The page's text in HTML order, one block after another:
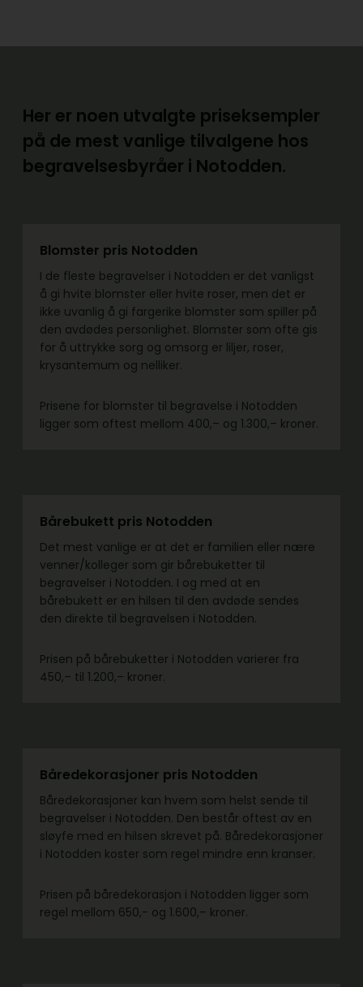
Her er noen utvalgte priseksempler
på de mest vanlige tilvalgene hos
begravelsesbyråer i Notodden.
Blomster pris Notodden
I de fleste begravelser i Notodden er det vanligst
å gi hvite blomster eller hvite roser, men det er
ikke uvanlig å gi fargerike blomster som spiller på
den avdødes personlighet. Blomster som ofte gis
for å uttrykke sorg og omsorg er liljer, roser,
krysantemum og nelliker.
Prisene for blomster til begravelse i Notodden
ligger som oftest mellom 400,– og 1.300,– kroner.
Bårebukett pris Notodden
Det mest vanlige er at det er familien eller nære
venner/kolleger som gir bårebuketter til
begravelser i Notodden. I og med at en
bårebukett er en hilsen til den avdøde sendes
den direkte til begravelsen i Notodden.
Prisen på bårebuketter i Notodden varierer fra
450,– til 1.200,– kroner.
Båredekorasjoner pris Notodden
Båredekorasjoner kan hvem som helst sende til
begravelser i Notodden. Den består oftest av en
sløyfe med en hilsen skrevet på. Båredekorasjoner
i Notodden koster som regel mindre enn kranser.
Prisen på båredekorasjon i Notodden ligger som
regel mellom 650,- og 1.600,– kroner.